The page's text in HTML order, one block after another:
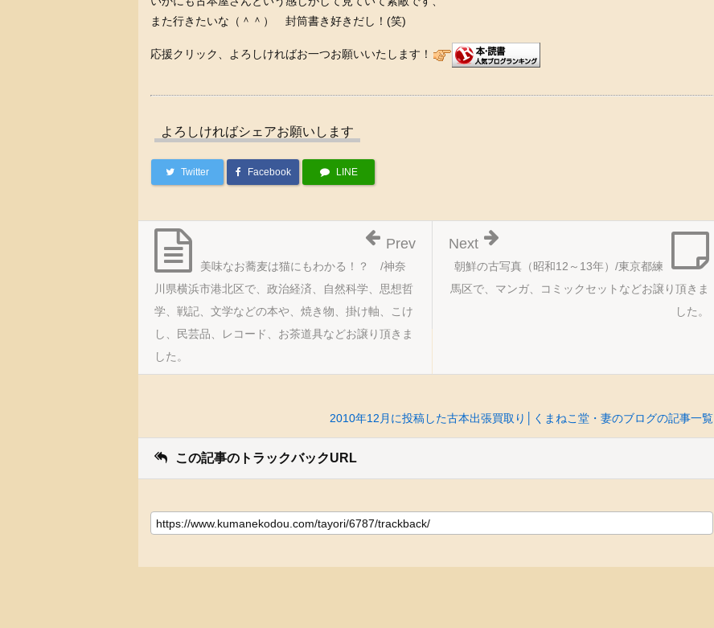
また行きたいな（＾＾） 封筒書き好きだし！(笑)
応援クリック、よろしければお一つお願いいたします！
よろしければシェアお願いします
Twitter Facebook LINE
朝鮮の古写真（昭和12～13年）/東京都練
馬区で、マンガ、コミックセットなどお譲り頂きま
した。
Next
美味なお蕎麦は猫にもわかる！？ /神奈
川県横浜市港北区で、政治経済、自然科学、思想哲
学、戦記、文学などの本や、焼き物、掛け軸、こけ
し、民芸品、レコード、お茶道具などお譲り頂きま
した。
Prev
2010年12月に投稿した古本出張買取り│くまねこ堂・妻のブログの記事一覧
この記事のトラックバックURL